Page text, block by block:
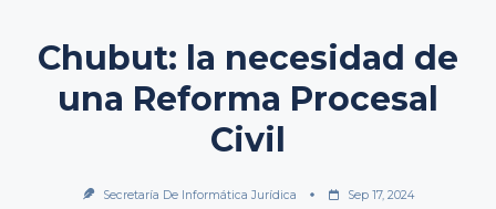
Chubut: la necesidad de
una Reforma Procesal
Civil
Secretaría De Informática Jurídica Sep 17, 2024